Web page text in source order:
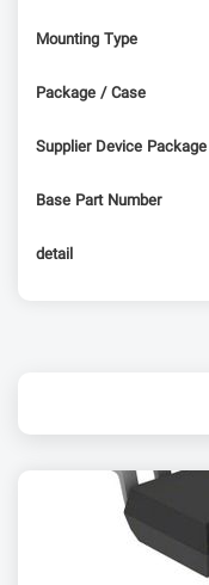
Mounting Type
Package / Case
Supplier Device Package
Base Part Number
detail